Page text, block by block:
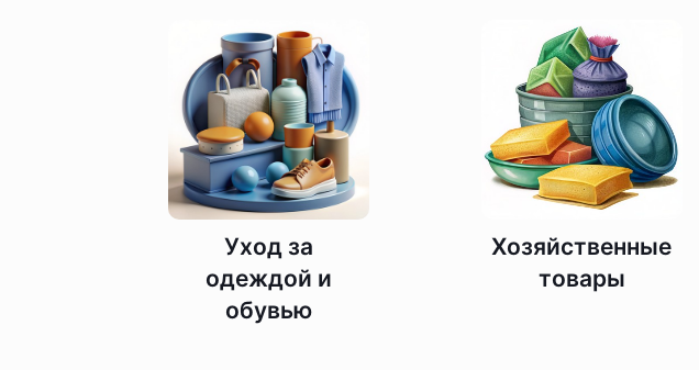
Уход за
одеждой и
обувью
Хозяйственные
товары